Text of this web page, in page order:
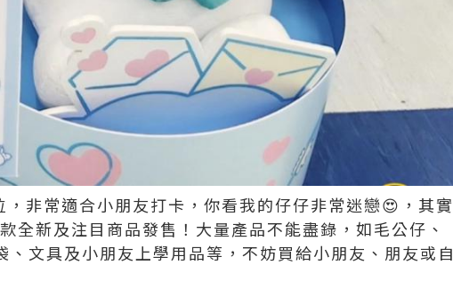
非常適合小朋友打卡，你看我的仔仔非常迷戀😍，其實
新及注目商品發售！大量產品不能盡錄，如毛公仔、
文具及小朋友上學用品等，不妨買給小朋友、朋友或自